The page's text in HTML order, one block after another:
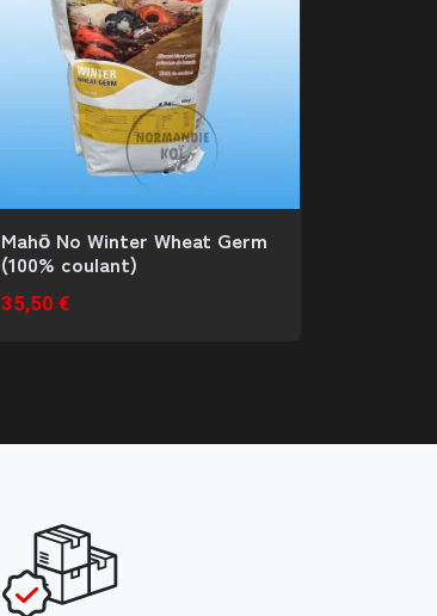
Mahō No Winter Wheat Germ
(100% coulant)
35,50 €